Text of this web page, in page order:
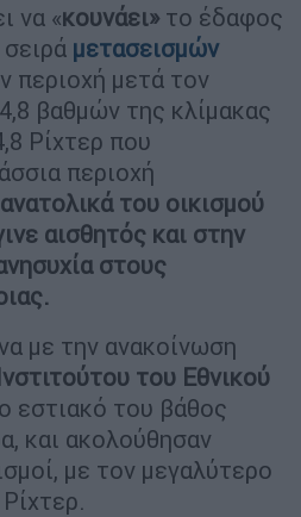
να «κουνάει» το έδαφος
μετασεισμών
περιοχή μετά τον
βαθμών της κλίμακας
Ρίχτερ που
περιοχή
του οικισμού
αισθητός και στην
στους
με την ανακοίνωση
του Εθνικού
εστιακό του βάθος
και ακολούθησαν
με τον μεγαλύτερο